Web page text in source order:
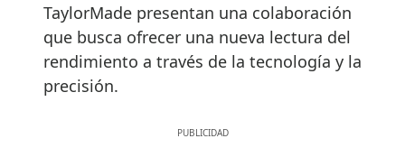
TaylorMade presentan una colaboración
que busca ofrecer una nueva lectura del
rendimiento a través de la tecnología y la
precisión.